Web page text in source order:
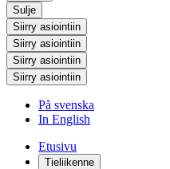
Sulje
Siirry asiointiin
Siirry asiointiin
Siirry asiointiin
Siirry asiointiin
På svenska
In English
Etusivu
Tieliikenne